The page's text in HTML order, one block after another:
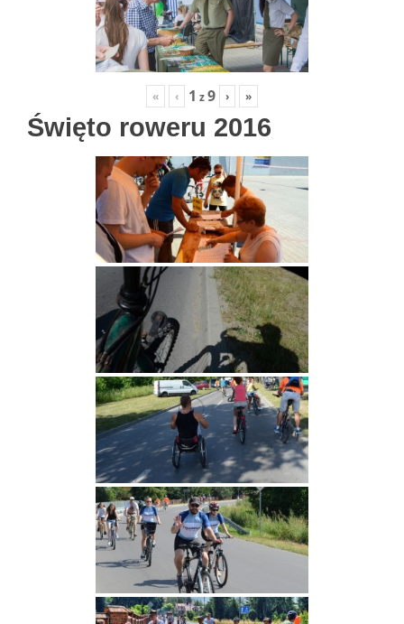
« ‹ 1 z9 › »
Święto roweru 2016